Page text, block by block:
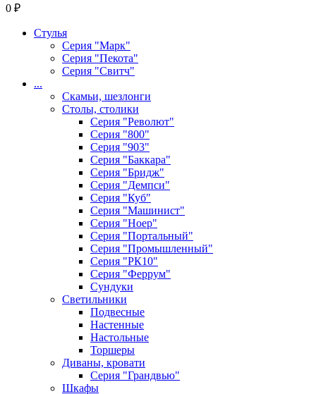
0 ₽
Стулья
Серия "Марк"
Серия "Пекота"
Серия "Свитч"
...
Скамьи, шезлонги
Столы, столики
Серия "Револют"
Серия "800"
Серия "903"
Серия "Баккара"
Серия "Бридж"
Серия "Демпси"
Серия "Куб"
Серия "Машинист"
Серия "Ноер"
Серия "Портальный"
Серия "Промышленный"
Серия "РК10"
Серия "Феррум"
Сундуки
Светильники
Подвесные
Настенные
Настольные
Торшеры
Диваны, кровати
Серия "Грандвью"
Шкафы